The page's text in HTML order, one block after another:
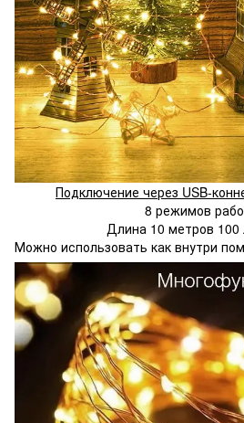
Подключение через USB-
8 режимов
Длина 10 метров 100
Можно использовать как внутри